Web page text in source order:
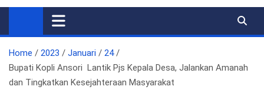
Home 2023 Januari
24
Bupati Kopli Ansori Lantik Pjs Kepala Desa, Jalankan Amanah
dan Tingkatkan Kesejahteraan Masyarakat